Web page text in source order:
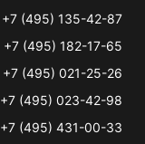
+7 (495) 135-42-87
+7 (495) 182-17-65
+7 (495) 021-25-26
+7 (495) 023-42-98
+7 (495) 431-00-33